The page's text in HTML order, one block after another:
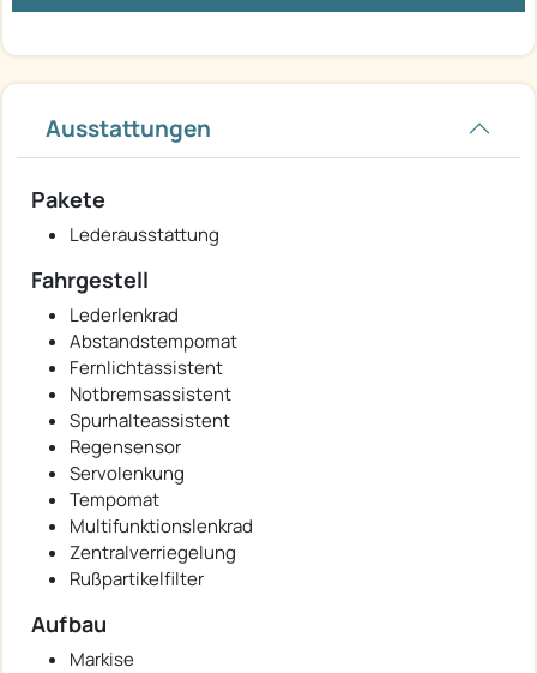
Ausstattungen
Pakete
Lederausstattung
Fahrgestell
Lederlenkrad
Abstandstempomat
Fernlichtassistent
Notbremsassistent
Spurhalteassistent
Regensensor
Servolenkung
Tempomat
Multifunktionslenkrad
Zentralverriegelung
Rußpartikelfilter
Aufbau
Markise